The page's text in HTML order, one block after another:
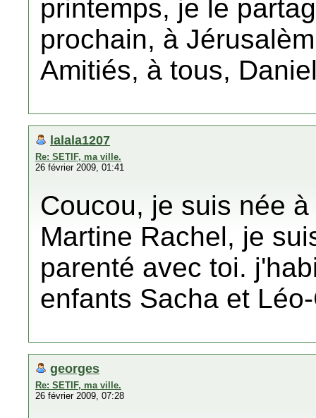
printemps, je le
prochain, à
Amitiés, à tous,
lalala1207
Re: SETIF, ma ville.
26 février 2009, 01:41
Coucou, je suis née
Martine Rachel, je
parenté avec toi.
enfants Sacha et
georges
Re: SETIF, ma ville.
26 février 2009, 07:28